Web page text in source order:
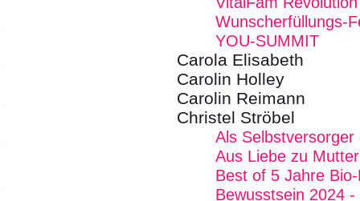
Wunscherfüllungs-
YOU-SUMMIT
Carola Elisabeth
Carolin Holley
Carolin Reimann
Christel Ströbel
Als
Aus Liebe zu
Best of 5 Jahre
Bewusstsein 2024